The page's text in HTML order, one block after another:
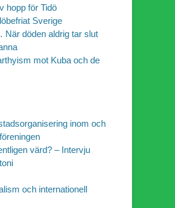
hopp för Tidö
Sverige
döden aldrig tar slut
mot Kuba och de
inom och
värd? – Intervju
och internationell